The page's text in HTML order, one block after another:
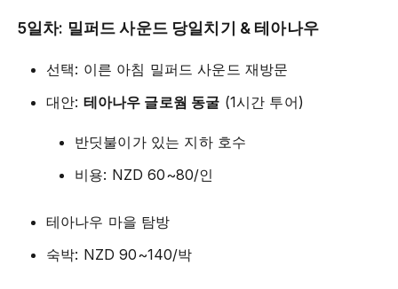
5일차: 밀퍼드 사운드 당일치기 & 테아나우
선택: 이른 아침 밀퍼드 사운드 재방문
대안: 테아나우 글로웜 동굴 (1시간 투어)
반딧불이가 있는 지하 호수
비용: NZD 60~80/인
테아나우 마을 탐방
숙박: NZD 90~140/박